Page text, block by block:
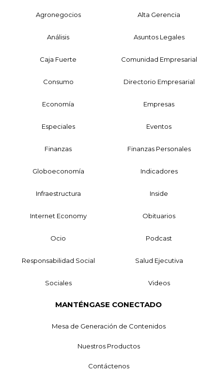
Agronegocios Alta Gerencia
Análisis Asuntos Legales
Caja Fuerte Comunidad Empresarial
Consumo Directorio Empresarial
Economía Empresas
Especiales Eventos
Finanzas Finanzas Personales
Globoeconomía Indicadores
Infraestructura Inside
Internet Economy Obituarios
Ocio Podcast
Responsabilidad Social Salud Ejecutiva
Sociales Videos
MANTÉNGASE CONECTADO
Mesa de Generación de Contenidos
Nuestros Productos
Contáctenos